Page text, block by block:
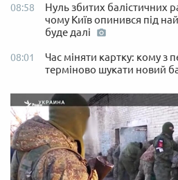
08:58
Нуль збитих балістичних
чому Київ опинився під
буде далі
08:01
Час міняти картку: кому з
терміново шукати новий